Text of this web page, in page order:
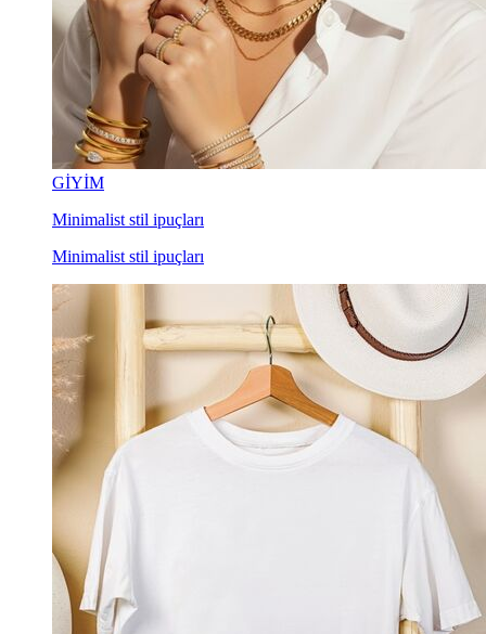
GİYİM
Minimalist stil ipuçları
Minimalist stil ipuçları